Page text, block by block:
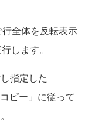
全体を反転表示
します。
指定した
ピー」に従って